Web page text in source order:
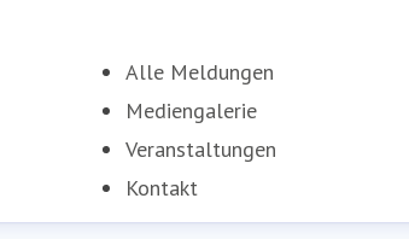
Alle Meldungen
Mediengalerie
Veranstaltungen
Kontakt